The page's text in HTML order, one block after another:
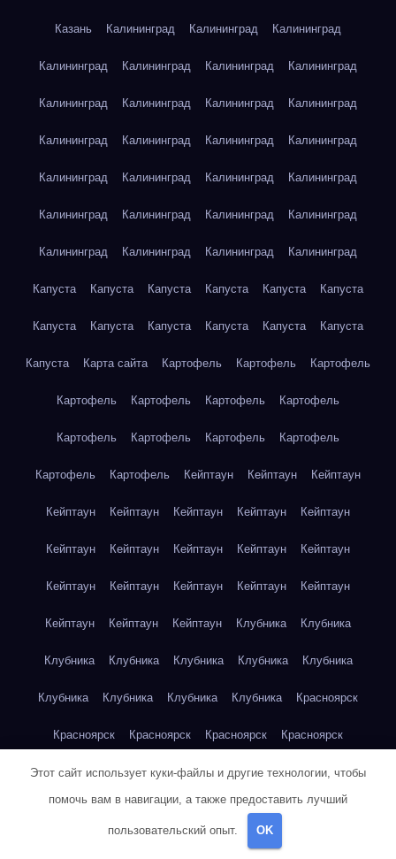
Казань Калининград Калининград Калининград
Калининград Калининград Калининград Калининград
Калининград Калининград Калининград Калининград
Калининград Калининград Калининград Калининград
Калининград Калининград Калининград Калининград
Калининград Калининград Калининград Калининград
Калининград Калининград Калининград Калининград
Капуста Капуста Капуста Капуста Капуста Капуста
Капуста Капуста Капуста Капуста Капуста Капуста
Капуста Карта сайта Картофель Картофель Картофель
Картофель Картофель Картофель Картофель
Картофель Картофель Картофель Картофель
Картофель Картофель Кейптаун Кейптаун Кейптаун
Кейптаун Кейптаун Кейптаун Кейптаун Кейптаун
Кейптаун Кейптаун Кейптаун Кейптаун Кейптаун
Кейптаун Кейптаун Кейптаун Кейптаун Кейптаун
Кейптаун Кейптаун Кейптаун Клубника Клубника
Клубника Клубника Клубника Клубника Клубника
Клубника Клубника Клубника Клубника Красноярск
Красноярск Красноярск Красноярск Красноярск
Красноярск Красноярск Красноярск Красноярск
Красноярск Красноярск Красноярск
Кукуруза
Этот сайт использует куки-файлы и другие технологии, чтобы
помочь вам в навигации, а также предоставить лучший
пользовательский опыт. OK